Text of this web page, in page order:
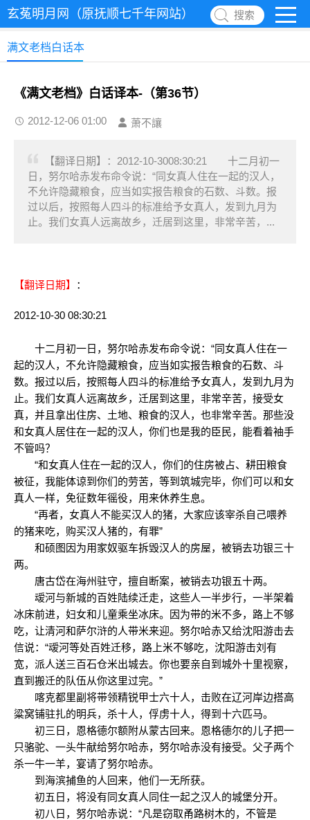
玄菟明月网（原抚顺七千年网站） 搜索
满文老档白话本
《满文老档》白话译本-（第36节）
2012-12-06 01:00 萧不讓
【翻译日期】：2012-10-3008:30:21 十二月初一
日，努尔哈赤发布命令说：“同女真人住在一起的汉人，
不允许隐藏粮食，应当如实报告粮食的石数、斗数。报
过以后，按照每人四斗的标准给予女真人，发到九月为
止。我们女真人远离故乡，迁居到这里，非常辛苦，...
【翻译日期】 ：
2012-10-30 08:30:21
十二月初一日，努尔哈赤发布命令说：“同女真人住在一
起的汉人，不允许隐藏粮食，应当如实报告粮食的石数、斗
数。报过以后，按照每人四斗的标准给予女真人，发到九月为
止。我们女真人远离故乡，迁居到这里，非常辛苦，接受女
真，并且拿出住房、土地、粮食的汉人，也非常辛苦。那些没
和女真人居住在一起的汉人，你们也是我的臣民，能看着袖手
不管吗？
“和女真人住在一起的汉人，你们的住房被占、耕田粮食
被征，我能体谅到你们的劳苦，等到筑城完毕，你们可以和女
真人一样，免征数年徭役，用来休养生息。
“再者，女真人不能买汉人的猪，大家应该宰杀自己喂养
的猪来吃，购买汉人猪的，有罪”
和硕图因为用家奴驱车拆毁汉人的房屋，被销去功银三十
两。
唐古岱在海州驻守，擅自断案，被销去功银五十两。
叆河与新城的百姓陆续迁走，这些人一半步行，一半架着
冰床前进，妇女和儿童乘坐冰床。因为带的米不多，路上不够
吃，让清河和萨尔浒的人带米来迎。努尔哈赤又给沈阳游击去
信说：“叆河等处百姓迁移，路上米不够吃，沈阳游击刘有
宽，派人送三百石仓米出城去。你也要亲自到城外十里视察，
直到搬迁的队伍从你这里过完。”
喀克都里副将带领精锐甲士六十人，击败在辽河岸边搭高
粱窝铺驻扎的明兵，杀十人，俘虏十人，得到十六匹马。
初三日，恩格德尔额附从蒙古回来。恩格德尔的儿子把一
只骆驼、一头牛献给努尔哈赤，努尔哈赤没有接受。父子两个
杀一牛一羊，宴请了努尔哈赤。
到海滨捕鱼的人回来，他们一无所获。
初五日，将没有同女真人同住一起之汉人的城堡分开。
初八日，努尔哈赤说：“凡是窃取甬路树木的，不管是